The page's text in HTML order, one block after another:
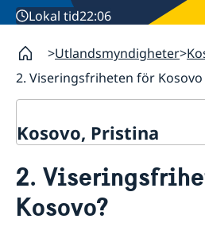
Lokal tid22:06
Utlandsmyndigheter
2. Viseringsfriheten för Kosovo
Kosovo, Pristina
Om oss
Ambassadör
Lediga jobb
Så stöttar vi svenska företag
2.
Kosovo?